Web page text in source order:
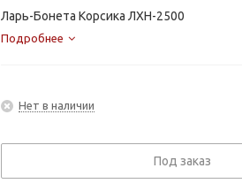
Ларь-Бонета Корсика ЛХН-2500
Подробнее
Нет в наличии
Под заказ